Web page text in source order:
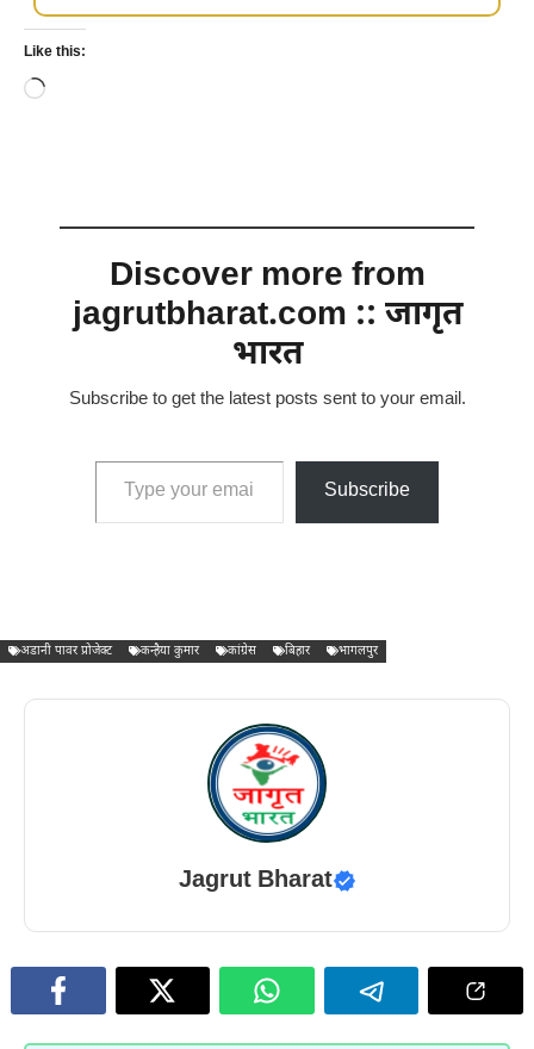
Like this:
Loading…
Discover more from
jagrutbharat.com :: जागृत
भारत
Subscribe to get the latest posts sent to your email.
Type your email…
Subscribe
अडानी पावर प्रोजेक्ट कन्हैया कुमार कांग्रेस बिहार भागलपुर
Jagrut Bharat